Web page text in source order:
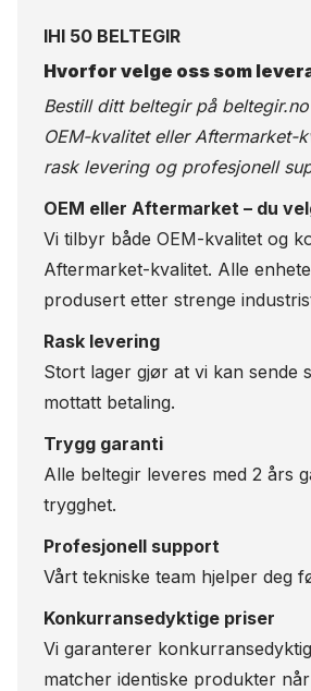
IHI 50 BELTEGIR
Hvorfor velge oss som
Bestill ditt beltegir på beltegir.no
OEM-kvalitet eller Aftermarket-
rask levering og profesjonell
OEM eller Aftermarket – du
Vi tilbyr både OEM-kvalitet og
Aftermarket-kvalitet. Alle
produsert etter strenge
Rask levering
Stort lager gjør at vi kan sende
mottatt betaling.
Trygg garanti
Alle beltegir leveres med 2 års
trygghet.
Profesjonell support
Vårt tekniske team hjelper deg
Konkurransedyktige priser
Vi garanterer
matcher identiske produkter